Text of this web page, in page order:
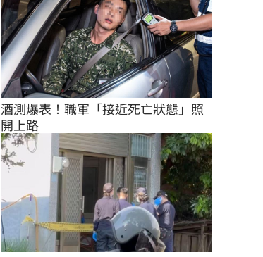
酒測爆表！職軍「接近死亡狀態」照
開上路